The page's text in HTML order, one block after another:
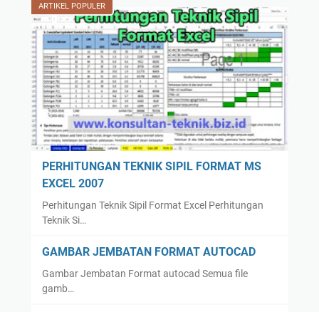
ARTIKEL POPULER
PERHITUNGAN TEKNIK SIPIL FORMAT MS
EXCEL 2007
Perhitungan Teknik Sipil Format Excel Perhitungan
Teknik Si…
GAMBAR JEMBATAN FORMAT AUTOCAD
Gambar Jembatan Format autocad Semua file
gamb…